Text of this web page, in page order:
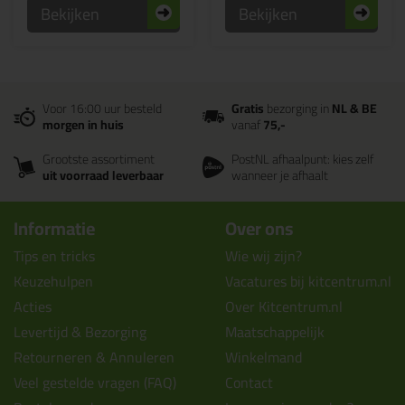
Bekijken Bekijken
Voor 16:00 uur besteld
morgen in huis
Gratisbezorging inNL & BE
vanaf75,-
Grootste assortiment
uit voorraad leverbaar
PostNL afhaalpunt: kies zelf
wanneer je afhaalt
Informatie
Tips en tricks
Keuzehulpen
Acties
Levertijd & Bezorging
Retourneren & Annuleren
Veel gestelde vragen (FAQ)
Over ons
Wie wij zijn?
Vacatures bij kitcentrum.nl
Over Kitcentrum.nl
Maatschappelijk
Winkelmand
Contact